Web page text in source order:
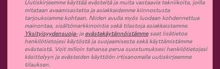
Uutiskirjeemme käyttää evästeitä ja muita vastaavia tekniikoita, joilla
mitataan avaamisastetta ja asiakkaidemme kiinnostusta
tarjouksiamme kohtaan. Niiden avulla myös luodaan kohdennettua
mainontaa, sisältömarkkinointia sekä tilastoja asiakkaistamme.
Yksityisyydensuoja-jaevästekäytännöistämmesaat lisätietoa
henkilötietojesi käytöstä ja suojaamisesta sekä käyttämistämme
evästeistä. Voit milloin tahansa perua suostumuksesi henkilötietojesi
käsittelyyn ja evästeiden käyttöön irtisanomalla uutiskirjeemme
tilauksen.